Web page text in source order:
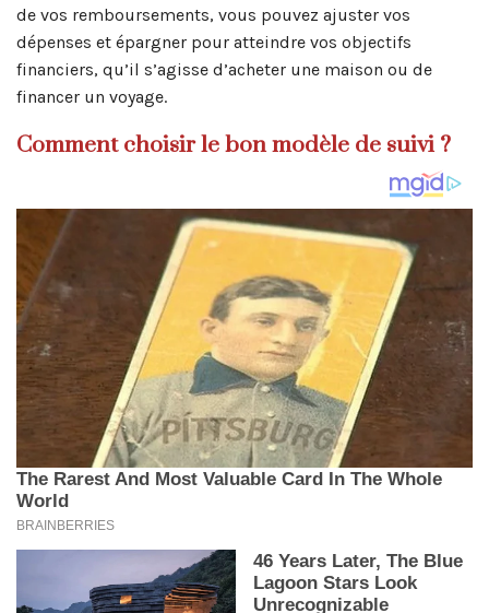
de vos remboursements, vous pouvez ajuster vos
dépenses et épargner pour atteindre vos objectifs
financiers, qu’il s’agisse d’acheter une maison ou de
financer un voyage.
Comment choisir le bon modèle de suivi ?